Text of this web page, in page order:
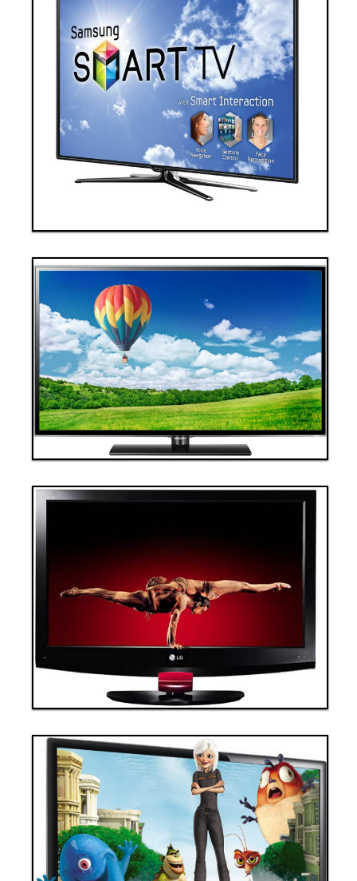
Giá: 60,000,000 VND
Xem chi tiết
Đặt hàng
Thanh toán ngay
Tivi 4
Giá: 70,000,000 VND
Xem chi tiết
Đặt hàng
Thanh toán ngay
Tivi 5
Giá: 100,000,000 VND
Xem chi tiết
Đặt hàng
Thanh toán ngay
Thanh toán ngay